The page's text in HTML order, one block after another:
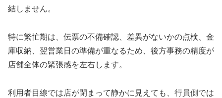
結しません。
特に繁忙期は、伝票の不備確認、差異がないかの点検、金
庫収納、翌営業日の準備が重なるため、後方事務の精度が
店舗全体の緊張感を左右します。
利用者目線では店が閉まって静かに見えても、行員側では